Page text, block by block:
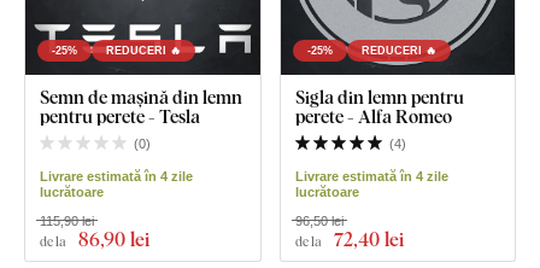
-25% REDUCERI 🔥
Semn de mașină din lemn
pentru perete - Tesla
(0)
Livrare estimată în 4 zile
lucrătoare
de la 86,90 lei
115,90 lei
-25% REDUCERI 🔥
Sigla din lemn pentru
perete - Alfa Romeo
(4)
Livrare estimată în 4 zile
lucrătoare
de la 72,40 lei
96,50 lei